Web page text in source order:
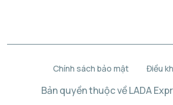
Chính sách bảo mật Điều
Bản quyền thuộc về LADA